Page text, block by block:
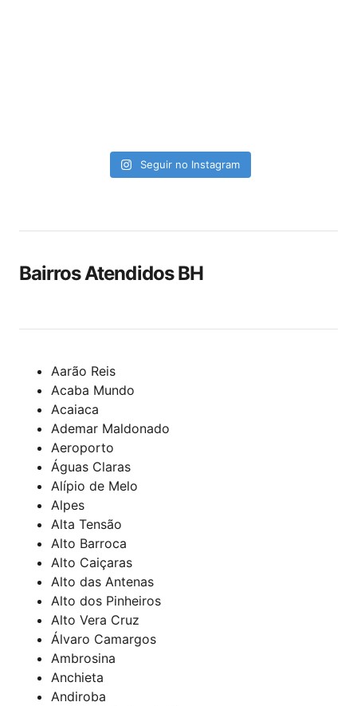
Seguir no Instagram
Bairros Atendidos BH
Aarão Reis
Acaba Mundo
Acaiaca
Ademar Maldonado
Aeroporto
Águas Claras
Alípio de Melo
Alpes
Alta Tensão
Alto Barroca
Alto Caiçaras
Alto das Antenas
Alto dos Pinheiros
Alto Vera Cruz
Álvaro Camargos
Ambrosina
Anchieta
Andiroba